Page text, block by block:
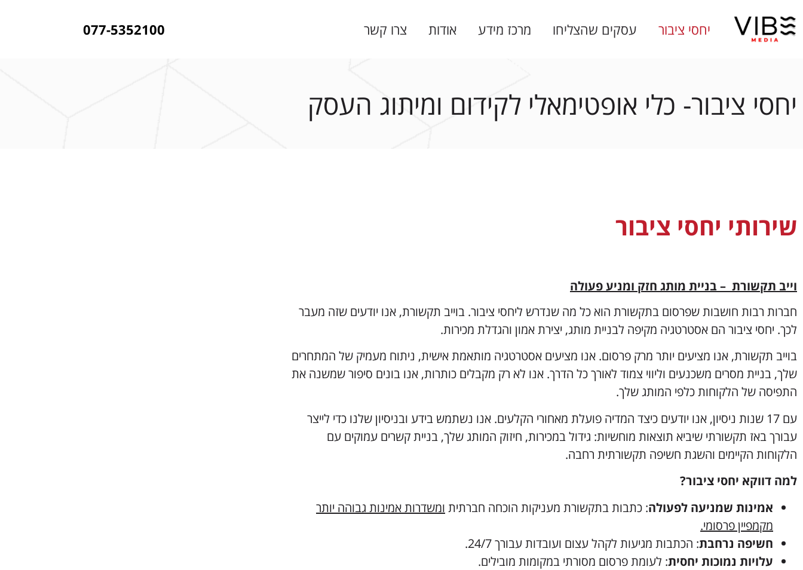
יחסי ציבור עסקים שהצליחו מרכז מידע אודות צרו קשר 077-5352100
יחסי ציבור- כלי אופטימאלי לקידום ומיתוג העסק
שירותי יחסי ציבור
וייב תקשורת – בניית מותג חזק ומניע פעולה
חברות רבות חושבות שפרסום בתקשורת הוא כל מה שנדרש ליחסי ציבור. בוייב תקשורת, אנו יודעים שזה מעבר
לכך. יחסי ציבור הם אסטרטגיה מקיפה לבניית מותג, יצירת אמון והגדלת מכירות.
בוייב תקשורת, אנו מציעים יותר מרק פרסום. אנו מציעים אסטרטגיה מותאמת אישית, ניתוח מעמיק של המתחרים
שלך, בניית מסרים משכנעים וליווי צמוד לאורך כל הדרך. אנו לא רק מקבלים כותרות, אנו בונים סיפור שמשנה את
התפיסה של הלקוחות כלפי המותג שלך.
עם 17 שנות ניסיון, אנו יודעים כיצד המדיה פועלת מאחורי הקלעים. אנו נשתמש בידע ובניסיון שלנו כדי לייצר
עבורך באז תקשורתי שיביא תוצאות מוחשיות: גידול במכירות, חיזוק המותג שלך, בניית קשרים עמוקים עם
הלקוחות הקיימים והשגת חשיפה תקשורתית רחבה.
למה דווקא יחסי ציבור?
אמינות שמניעה לפעולה: כתבות בתקשורת מעניקות הוכחה חברתית ומשדרות אמינות גבוהה יותר
מקמפיין פרסומי.
חשיפה נרחבת: הכתבות מגיעות לקהל עצום ועובדות עבורך 24/7.
עלויות נמוכות יחסית: לעומת פרסום מסורתי במקומות מובילים.